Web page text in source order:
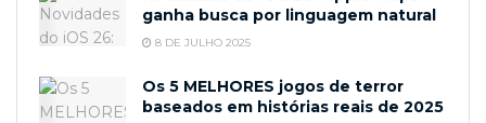
ganha busca por linguagem natural
8 DE JULHO 2025
Os 5 MELHORES jogos de terror
baseados em histórias reais de 2025